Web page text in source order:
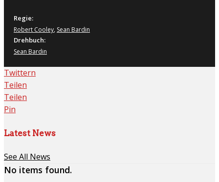
Regie:
Robert Cooley, Sean Bardin
Drehbuch:
Sean Bardin
Twittern
Teilen
Teilen
Pin
Latest News
See All News
No items found.